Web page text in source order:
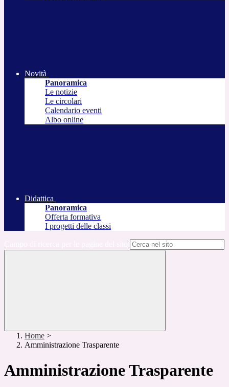
Novità
Panoramica
Le notizie
Le circolari
Calendario eventi
Albo online
Didattica
Panoramica
Offerta formativa
I progetti delle classi
Home >
Amministrazione Trasparente
Amministrazione Trasparente